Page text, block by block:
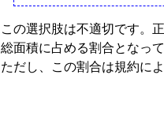
この選択肢は不適切です。
総面積に占める割合となっ
ただし、この割合は規約に